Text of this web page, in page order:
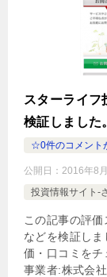
スターライ
検証しました
☆0件のコメント
公開日： 2016年8
投資情報サイト-
この記事の評
などを検証し
価・口コミを
事業者:株式会